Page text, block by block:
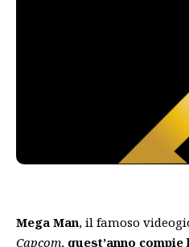
Mega Man, il famoso
Capcom, quest’anno compie